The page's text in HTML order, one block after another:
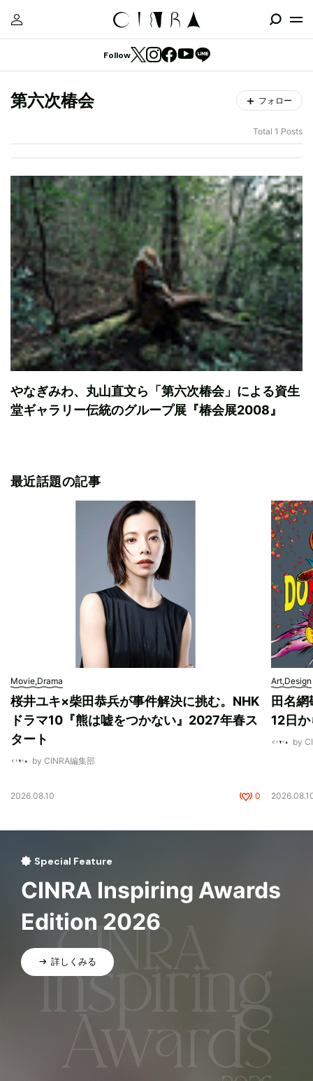
Follow
第六次椿会 フォロー
Total 1 Posts
やなぎみわ、丸山直文ら「第六次椿会」による資生
堂ギャラリー伝統のグループ展『椿会展2008』
最近話題の記事
Movie,Drama
桜井ユキ×柴田恭兵が事件解決に挑む。NHK
ドラマ10『熊は嘘をつかない』2027年春ス
タート
by CINRA編集部
2026.08.10 0
Art,Design
田名網
12日
by
Special Feature
CINRA Inspiring Awards
Edition 2026
詳しくみる